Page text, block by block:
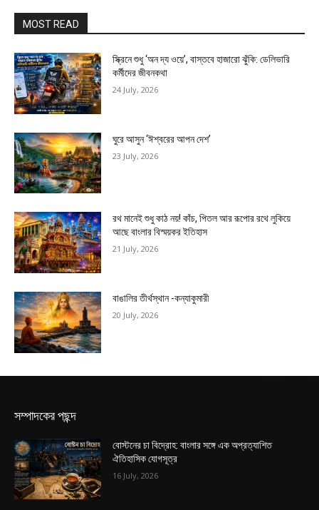
MOST READ
স্ক্রিনে শুধু ‘অন দ্য ওয়ে’, বাস্তবে হাজারো ঝুঁকি: ডেলিভারি
কর্মীদের জীবনকথা
24 July, 2026
ঘুরে আসুন ‘ঈশ্বরের আপন দেশ’
23 July, 2026
রথ মানেই শুধু কাঠ নয়! কাঁচ, পিতল আর রূপোর রথে লুকিয়ে
আছে বাংলার বিস্ময়কর ইতিহাস
21 July, 2026
বাঙালির তীর্থস্থান -কন্যাকুমারী
20 July, 2026
সম্পাদকের পছন্দ
বোস্টনের চা বিদ্রোহ: বাংলার সঙ্গে এক অপ্রত্যাশিত
ঐতিহাসিক যোগসূত্র
16 July, 2026